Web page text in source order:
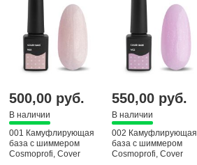
500,00 руб.
В наличии
001 Камуфлирующая
база с шиммером
Cosmoprofi, Cоver
550,00 руб.
В наличии
002 Камуфлирующая
база с шиммером
Cosmoprofi, Cоver